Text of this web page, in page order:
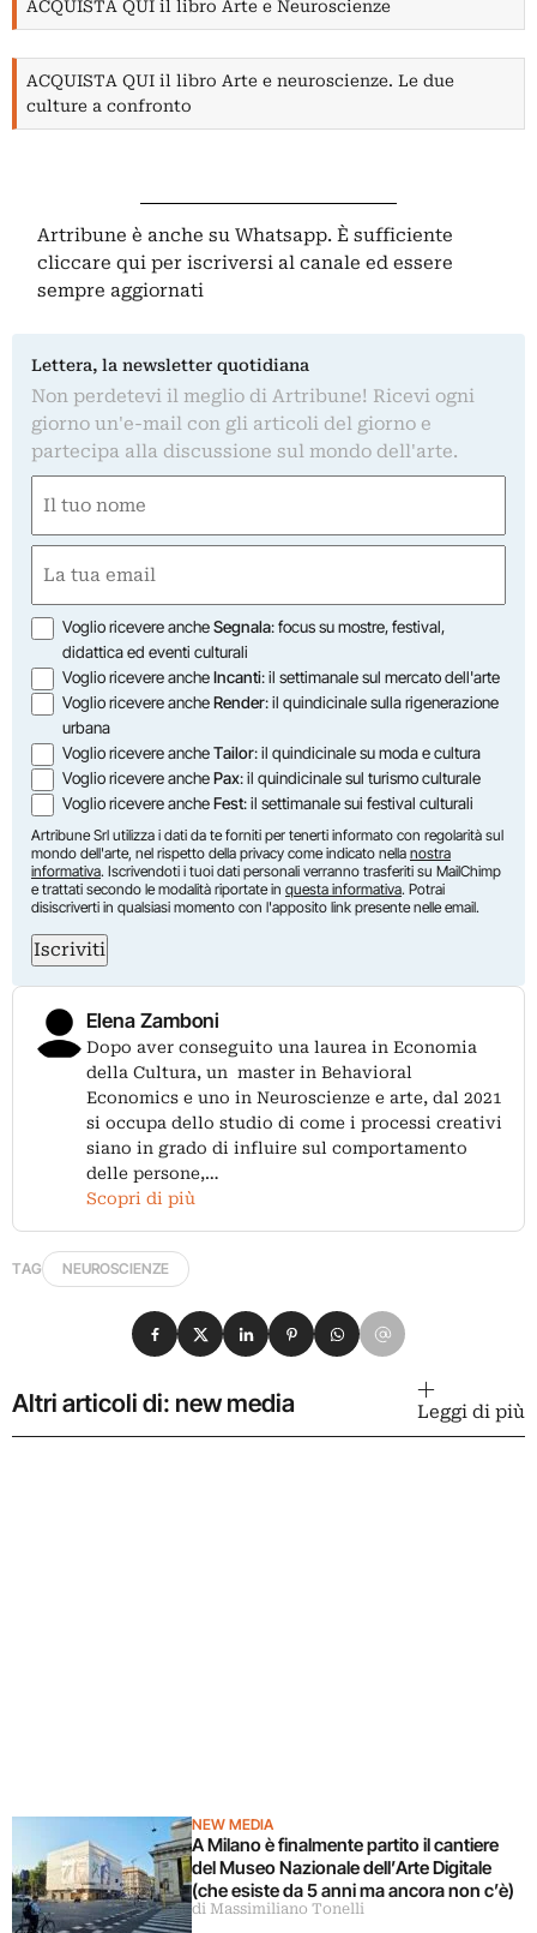
ACQUISTA QUI il libro Arte e Neuroscienze
ACQUISTA QUI il libro Arte e neuroscienze. Le due
culture a confronto
Artribune è anche su Whatsapp. È sufficiente
cliccare qui per iscriversi al canale ed essere
sempre aggiornati
Lettera, la newsletter quotidiana
Non perdetevi il meglio di Artribune! Ricevi ogni
giorno un'e-mail con gli articoli del giorno e
partecipa alla discussione sul mondo dell'arte.
(Obbligatorio)
(Obbligatorio)
Opzioni
Voglio ricevere ancheSegnala: focus su mostre, festival,
didattica ed eventi culturali
Voglio ricevere ancheIncanti: il settimanale sul mercato dell'arte
Voglio ricevere ancheRender: il quindicinale sulla rigenerazione
urbana
Voglio ricevere ancheTailor: il quindicinale su moda e cultura
Voglio ricevere anchePax: il quindicinale sul turismo culturale
Voglio ricevere ancheFest: il settimanale sui festival culturali
Artribune Srl utilizza i dati da te forniti per tenerti informato con regolarità sul
mondo dell'arte, nel rispetto della privacy come indicato nella nostra
informativa. Iscrivendoti i tuoi dati personali verranno trasferiti su MailChimp
e trattati secondo le modalità riportate in questa informativa. Potrai
disiscriverti in qualsiasi momento con l'apposito link presente nelle email.
Iscriviti
Elena Zamboni
Dopo aver conseguito una laurea in Economia
della Cultura, un master in Behavioral
Economics e uno in Neuroscienze e arte, dal 2021
si occupa dello studio di come i processi creativi
siano in grado di influire sul comportamento
delle persone,…
Scopri di più
TAG NEUROSCIENZE
Condividi su Facebook
Condividi su X
Condividi su LinkedIn
Condividi su Pinterest
Condividi su WhatsApp
Condividi su Email
Altri articoli di: new media Leggi di più
NEW MEDIA
A Milano è finalmente partito il cantiere
del Museo Nazionale dell’Arte Digitale
(che esiste da 5 anni ma ancora non c’è)
di Massimiliano Tonelli